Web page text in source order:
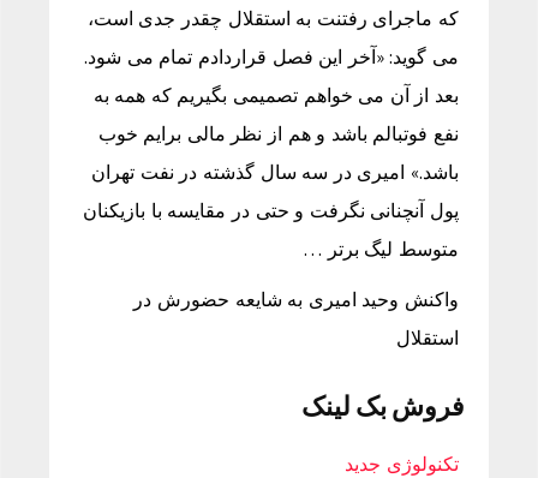
که ماجرای رفتنت به استقلال چقدر جدی است،
می گوید: «آخر این فصل قراردادم تمام می شود.
بعد از آن می خواهم تصمیمی بگیریم که همه به
نفع فوتبالم باشد و هم از نظر مالی برایم خوب
باشد.» امیری در سه سال گذشته در نفت تهران
پول آنچنانی نگرفت و حتی در مقایسه با بازیکنان
متوسط لیگ برتر …
واکنش وحید امیری به شایعه حضورش در
استقلال
فروش بک لینک
تکنولوژی جدید